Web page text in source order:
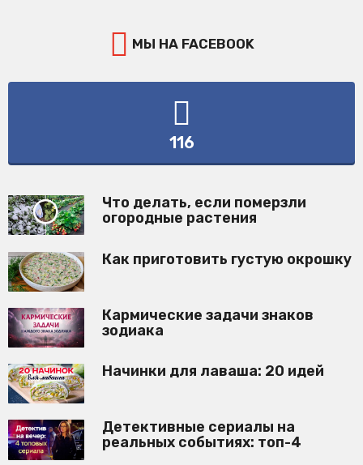
МЫ НА FACEBOOK
116
Что делать, если померзли
огородные растения
Как приготовить густую окрошку
Кармические задачи знаков
зодиака
Начинки для лаваша: 20 идей
Детективные сериалы на
реальных событиях: топ-4